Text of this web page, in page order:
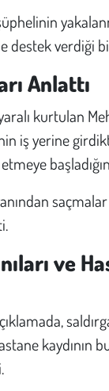
destek verdiği
Anlattı
kurtulan
iş yerine
ve